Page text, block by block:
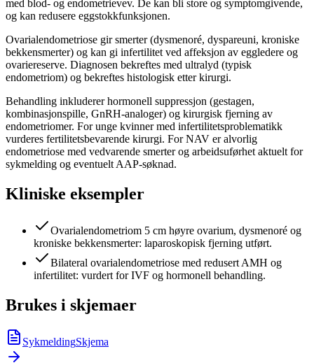
med blod- og endometrievev. De kan bli store og symptomgivende,
og kan redusere eggstokkfunksjonen.
Ovarialendometriose gir smerter (dysmenoré, dyspareuni, kroniske
bekkensmerter) og kan gi infertilitet ved affeksjon av eggledere og
ovariereserve. Diagnosen bekreftes med ultralyd (typisk
endometriom) og bekreftes histologisk etter kirurgi.
Behandling inkluderer hormonell suppressjon (gestagen,
kombinasjonspille, GnRH-analoger) og kirurgisk fjerning av
endometriomer. For unge kvinner med infertilitetsproblematikk
vurderes fertilitetsbevarende kirurgi. For NAV er alvorlig
endometriose med vedvarende smerter og arbeidsuførhet aktuelt for
sykmelding og eventuelt AAP-søknad.
Kliniske eksempler
Ovarialendometriom 5 cm høyre ovarium, dysmenoré og
kroniske bekkensmerter: laparoskopisk fjerning utført.
Bilateral ovarialendometriose med redusert AMH og
infertilitet: vurdert for IVF og hormonell behandling.
Brukes i skjemaer
SykmeldingSkjema